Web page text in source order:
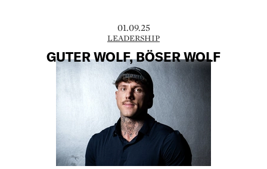
01.09.25
LEADERSHIP
GUTER WOLF, BÖSER WOLF